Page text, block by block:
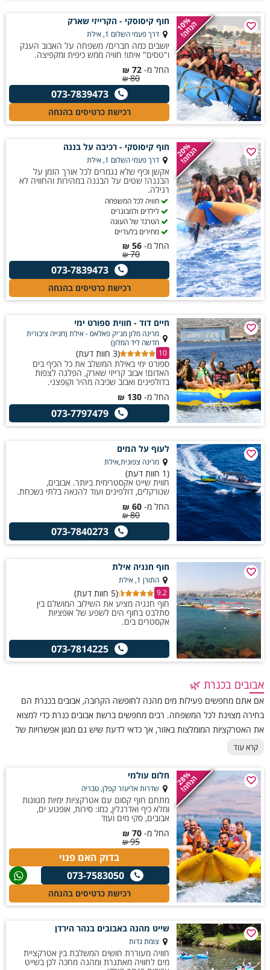
10%
הנחה! חוף קיסוסקי - הקרייזי שארק
דרך פעמי השלום 1, אילת
יושבים כמה חברים/ משפחה על האבוב הענק
ו"טסים" איתו! חוויה ממש כיפית ומקפיצה.
החל מ- 72
₪
80
₪
073-7839473
רכישת כרטיסים בהנחה
20%
הנחה! חוף קיסוסקי - רכיבה על בננה
דרך פעמי השלום 1, אילת
אקשן וכיף שלא נגמרים לכל אורך הזמן על
הבננה! שטים על הבננה במהירות והחוויה לא
רגילה.
חוויה לכל המשפחה
לילדים ולמבוגרים
הטרנד של העונה
מחירים בלעדיים
החל מ- 56
₪
70
₪
073-7839473
רכישת כרטיסים בהנחה
חיים דוד - חווית ספורט ימי
מרינה מלון מג'יק פאלאס - אילת (חנייה ציבורית
חדשה ליד המלון)
10
(3 חוות דעת)
ספורט ימי באילת המשלב את כל הכיף בים
האדום! אבוב קרייזי שארק, הפלגה לצפות
בדולפינים ואבוב שכיבה מהיר וקופצני.
החל מ- 130
₪
073-7797479
לעוף על המים
מרינה צפונית,אילת
(1 חוות דעת)
חווית שייט אקסטרימית ביותר. אבובים,
שנורקלים, דולפינים ועוד להנאה בלתי נשכחת.
החל מ- 60
₪
80
₪
073-7840273
חוף חנניה אילת
התורן 1, אילת
9.2
(5 חוות דעת)
חוף חנניה מציע את השילוב המושלם בין
סתלבט בחוף הים לשפע של אופציות
אקסטרים בים.
073-7814225
אבובים בכנרת 🌿
אם אתם מחפשים פעילות מים מהנה לחופשה הקרובה, אבובים בכנרת הם
בחירה מצוינת לכל המשפחה. רבים מחפשים ברשת אבובים כנרת כדי למצוא
את האטרקציות המומלצות באזור, אך כדאי לדעת שיש גם מגוון אפשרויות של
אבובים בצפון המתאימות לקבוצות, זוגות ומשפחות. בנוסף, חובבי האקסטרים
קיצית מושלמת.
קרא עוד
28%
הנחה! חלום עולמי
שדרות אליעזר קפלן, טבריה
מתחם חוף קסום עם אטרקציות ימיות מגוונות
ומלא כיף ואדרנלין, כמו: סירות, אופנוע ים,
אבובים, סקי מים ועוד
החל מ- 70
₪
95
₪
בדוק האם פנוי
073-7583050
רכישת כרטיסים בהנחה
שייט מהנה באבובים בנהר הירדן
צומת גדות
חוויה מעוררת חושים המשלבת בין אטרקציית
מים לחוויה מאתגרת ומהנה מחכה לכן בשייט